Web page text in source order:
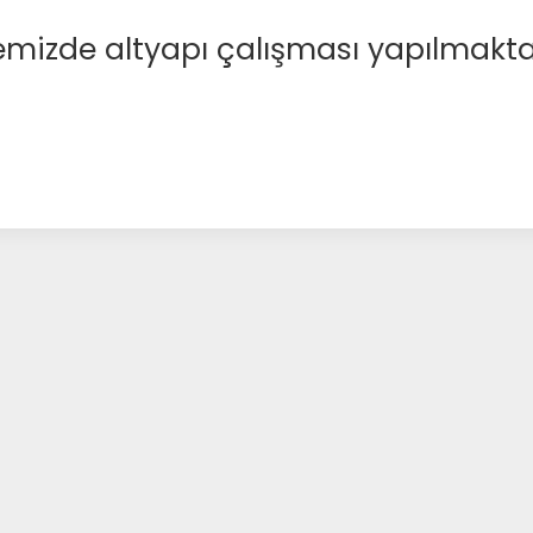
altyapı çalışması